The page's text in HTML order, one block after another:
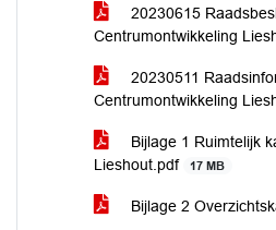
20230615
Centrumontwikkeling
20230511
Centrumontwikkeling
Bijlage 1 Ruimtelijk
Lieshout.pdf
17 MB
Bijlage 2